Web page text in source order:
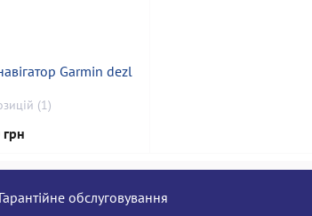
Garmin dezl
(1)
Гарантійне обслуговування